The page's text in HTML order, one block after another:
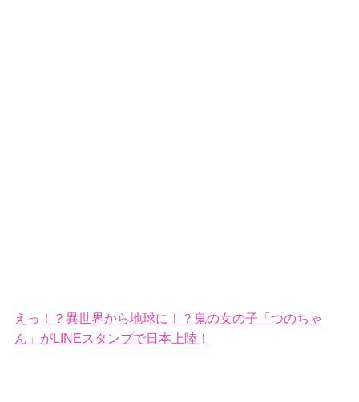
えっ！？異世界から地球に！？鬼の女の子「つのちゃ
ん」がLINEスタンプで日本上陸！